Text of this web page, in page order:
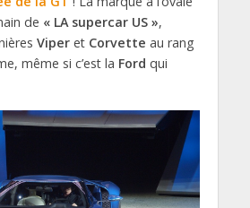
de « LA supercar US »,
Viperet Corvette au rang
même si c’est la Ford qui